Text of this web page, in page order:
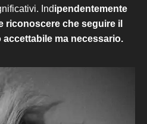
Indipendentemente
riconoscere che seguire il
ma necessario.